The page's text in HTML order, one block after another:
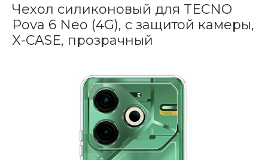
Чехол силиконовый для TECNO
Pova 6 Neo (4G), с защитой камеры,
X-CASE, прозрачный